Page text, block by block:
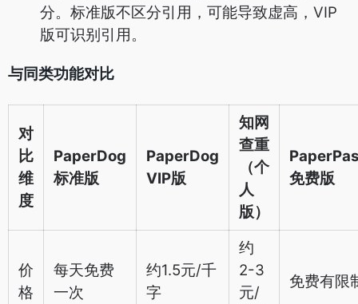
分。标准版不区分引用，可能导致虚高，VIP
版可识别引用。
与同类功能对比
对
比
维
度
PaperDog
标准版
PaperDog
VIP版
知网
查重
（个
人
版）
免费版
价
格
每天免费
一次
约1.5元/千
字
约
2-3
元/
免费有限